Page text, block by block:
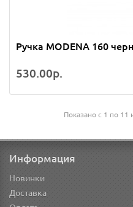
Ручка MODENA 160
530.00р.
Показано с 1 по 11
Информация
Новинки
Доставка